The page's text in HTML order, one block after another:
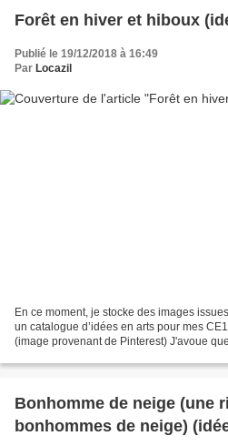
Forêt en hiver et hiboux
Publié le 19/12/2018 à 16:49
Par Locazil
En ce moment, je stocke des images
un catalogue d’idées en arts pour mes
(image provenant de Pinterest) J'avoue
Bonhomme de neige (une
bonhommes de neige)